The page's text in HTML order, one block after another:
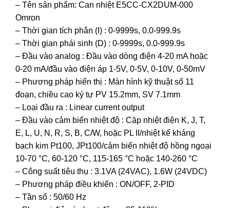
– Tên sản phẩm: Can nhiệt E5CC-CX2DUM-000
Omron
– Thời gian tích phân (I) : 0-9999s, 0.0-999.9s
– Thời gian phái sinh (D) : 0-9999s, 0.0-999.9s
– Đầu vào analog : Đầu vào dòng điện 4-20 mA hoặc
0-20 mA/đầu vào điện áp 1-5V, 0-5V, 0-10V, 0-50mV
– Phương pháp hiển thị : Màn hình kỹ thuật số 11
đoạn, chiều cao ký tự PV 15.2mm, SV 7.1mm
– Loại đầu ra : Linear current output
– Đầu vào cảm biến nhiệt độ : Cặp nhiệt điện K, J, T,
E, L, U, N, R, S, B, C/W, hoặc PL II/nhiệt kế kháng
bạch kim Pt100, JPt100/cảm biến nhiệt độ hồng ngoại
10-70 °C, 60-120 °C, 115-165 °C hoặc 140-260 °C
– Công suất tiêu thụ : 3.1VA (24VAC), 1.6W (24VDC)
– Phương pháp điều khiển : ON/OFF, 2-PID
– Tần số : 50/60 Hz